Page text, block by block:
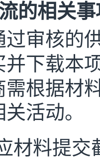
的相关事
过审核的
并下载本
需根据材
活动。
材料提交